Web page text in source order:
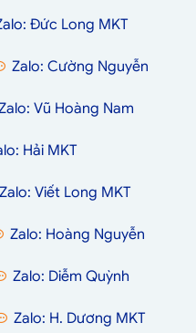
Đức Long MKT
Zalo: Cường Nguyễn
Vũ Hoàng Nam
Hải MKT
Zalo: Viết Long MKT
Zalo: Hoàng Nguyễn
Zalo: Diễm Quỳnh
Zalo: H. Dương MKT